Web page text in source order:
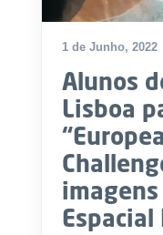
1 de Junho, 2022
Alunos
Lisboa
P
O
R
T
A
N
A
C
I
N
A